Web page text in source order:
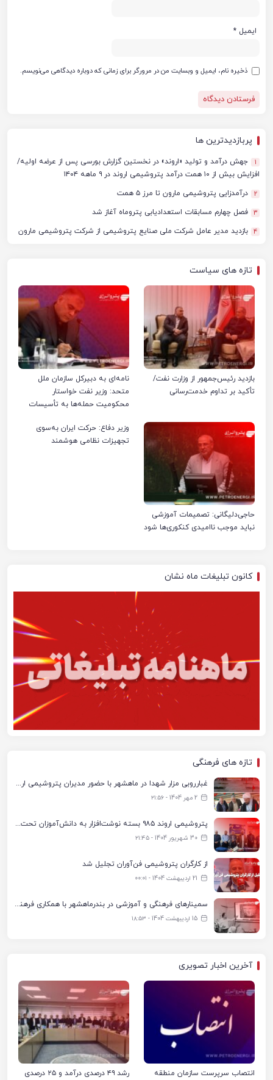
ایمیل *
ذخیره نام، ایمیل و وبسایت من در مرورگر برای زمانی که دوباره دیدگاهی می‌نویسم.
پربازدیدترین ها
1
جهش درآمد و تولید «اروند» در نخستین گزارش بورسی پس از عرضه اولیه/
افزایش بیش از ۱۰ همت درآمد پتروشیمی اروند در ۹ ماهه ۱۴۰۴
2 درآمدزایی پتروشیمی مارون تا مرز ۵ همت
3 فصل چهارم مسابقات استعدادیابی پتروماه آغاز شد
4 بازدید مدیر عامل شرکت ملی صنایع پتروشیمی از شرکت پتروشیمی مارون
تازه های سیاست
بازدید رئیس‌جمهور از وزارت نفت/
تأکید بر تداوم خدمت‌رسانی
نامه‌ای به دبیرکل سازمان ملل
متحد: وزیر نفت خواستار
محکومیت حمله‌ها به تأسیسات
حاجی‌دلیگانی: تصمیمات آموزشی
نباید موجب ناامیدی کنکوری‌ها شود
وزیر دفاع: حرکت ایران به‌سوی
تجهیزات نظامی هوشمند
کانون تبلیغات ماه نشان
تازه های فرهنگی
غبارروبی مزار شهدا در ماهشهر با حضور مدیران پتروشیمی اروند و مسئولان شهری
2 مهر 1404 - ۲۱:۵۶
پتروشیمی اروند ۹۸۵ بسته نوشت‌افزار به دانش‌آموزان تحت پوشش کمیته امداد بندرماهشهر اهدا کرد
30 شهریور 1404 - ۲۱:۴۵
از کارگران پتروشیمی فن‌آوران تجلیل شد
21 اردیبهشت 1404 - ۰۰:۰۱
سمینارهای فرهنگی و آموزشی در بندرماهشهر با همکاری فرهنگ‌سرای پتروشیمی مارون
15 اردیبهشت 1404 - ۱۸:۵۳
آخرین اخبار تصویری
انتصاب سرپرست سازمان منطقه
رشد ۴۹ درصدی درآمد و ۲۵ درصدی